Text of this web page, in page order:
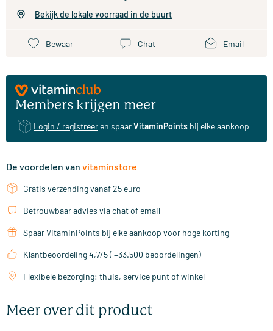
Bekijk de lokale voorraad in de buurt
Bewaar Chat Email
Members krijgen meer
Login / registreer en spaarVitaminPoints bij elke aankoop
De voordelen van vitaminstore
Gratis verzending vanaf 25 euro
Betrouwbaar advies via chat of email
Spaar VitaminPoints bij elke aankoop voor hoge korting
Klantbeoordeling 4,7/5 ( +33.500 beoordelingen)
Flexibele bezorging: thuis, service punt of winkel
Meer over dit product